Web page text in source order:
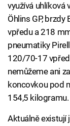
využívá uhlíková
Öhlins GP,
vpředu a 218
pneumatiky
120/70-17
nemůžeme ani
koncovkou pod
154,5 kilogramu.
Aktuálně existují